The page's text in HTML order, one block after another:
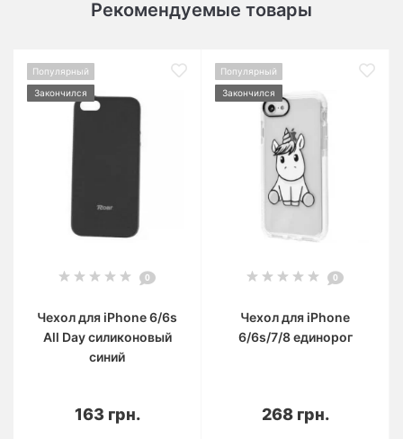
Рекомендуемые товары
Популярный
Закончился
0
Чехол для iPhone 6/6s
All Day силиконовый
синий
163 грн.
Популярный
Закончился
0
Чехол для iPhone
6/6s/7/8 единорог
268 грн.